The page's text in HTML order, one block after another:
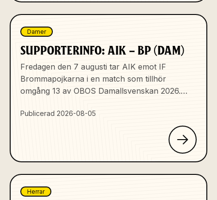
Damer
SUPPORTERINFO: AIK – BP (DAM)
Fredagen den 7 augusti tar AIK emot IF
Brommapojkarna i en match som tillhör
omgång 13 av OBOS Damallsvenskan 2026.
Publicerad 2026-08-05
Herrar